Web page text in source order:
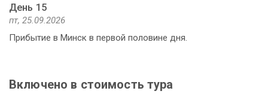
День 15
пт, 25.09.2026
Прибытие в Минск в первой половине дня.
Включено в стоимость тура